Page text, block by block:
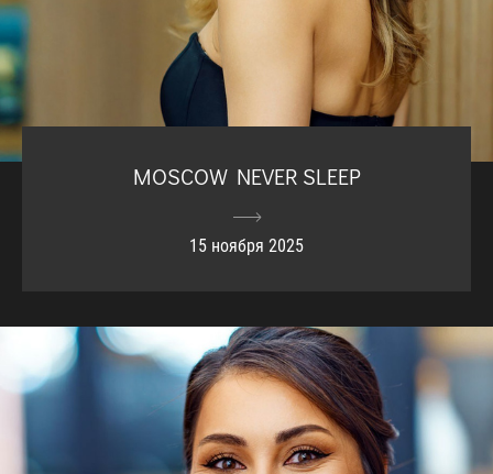
MOSCOW NEVER SLEEP
15 ноября 2025